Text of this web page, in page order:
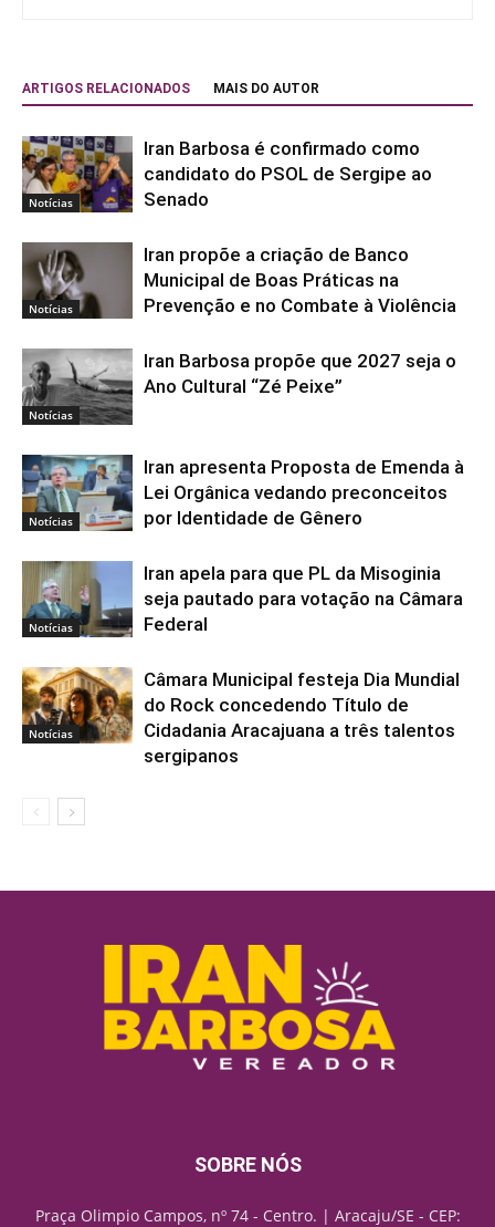
ARTIGOS RELACIONADOS MAIS DO AUTOR
Notícias
Iran Barbosa é confirmado como
candidato do PSOL de Sergipe ao
Senado
Notícias
Iran propõe a criação de Banco
Municipal de Boas Práticas na
Prevenção e no Combate à Violência
Notícias
Iran Barbosa propõe que 2027 seja o
Ano Cultural “Zé Peixe”
Notícias
Iran apresenta Proposta de Emenda à
Lei Orgânica vedando preconceitos
por Identidade de Gênero
Notícias
Iran apela para que PL da Misoginia
seja pautado para votação na Câmara
Federal
Notícias
Câmara Municipal festeja Dia Mundial
do Rock concedendo Título de
Cidadania Aracajuana a três talentos
sergipanos
SOBRE NÓS
Praça Olimpio Campos, nº 74 - Centro. | Aracaju/SE - CEP: